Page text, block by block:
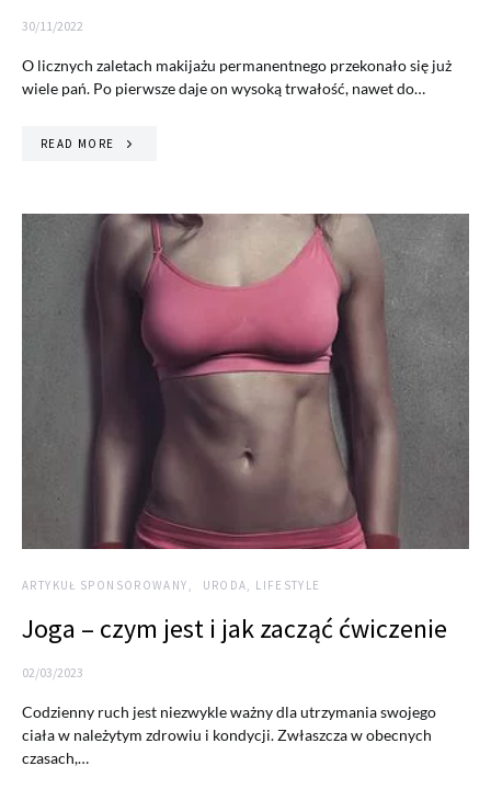
30/11/2022
O licznych zaletach makijażu permanentnego przekonało się już
wiele pań. Po pierwsze daje on wysoką trwałość, nawet do…
READ MORE
ARTYKUŁ SPONSOROWANY URODA, LIFESTYLE
Joga – czym jest i jak zacząć ćwiczenie
02/03/2023
Codzienny ruch jest niezwykle ważny dla utrzymania swojego
ciała w należytym zdrowiu i kondycji. Zwłaszcza w obecnych
czasach,…